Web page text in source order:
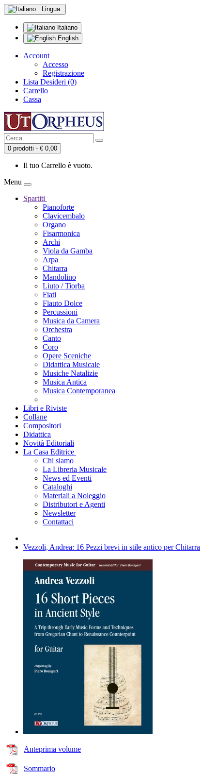
Lingua
Italiano
English
Account
Accesso
Registrazione
Lista Desideri (0)
Carrello
Cassa
0 prodotti - € 0,00
Il tuo Carrello è vuoto.
Menu
Spartiti
Pianoforte
Clavicembalo
Organo
Fisarmonica
Archi
Viola da Gamba
Arpa
Chitarra
Mandolino
Liuto / Tiorba
Fiati
Flauto Dolce
Percussioni
Musica da Camera
Orchestra
Canto
Coro
Opere Sceniche
Didattica Musicale
Musiche Natalizie
Musica Antica
Musica Contemporanea
Libri e Riviste
Collane
Compositori
Didattica
Novità Editoriali
La Casa Editrice
Chi siamo
La Libreria Musicale
News ed Eventi
Cataloghi
Materiali a Noleggio
Distributori e Agenti
Newsletter
Contattaci
Vezzoli, Andrea: 16 Pezzi brevi in stile antico per Chitarra
Anteprima volume
Sommario